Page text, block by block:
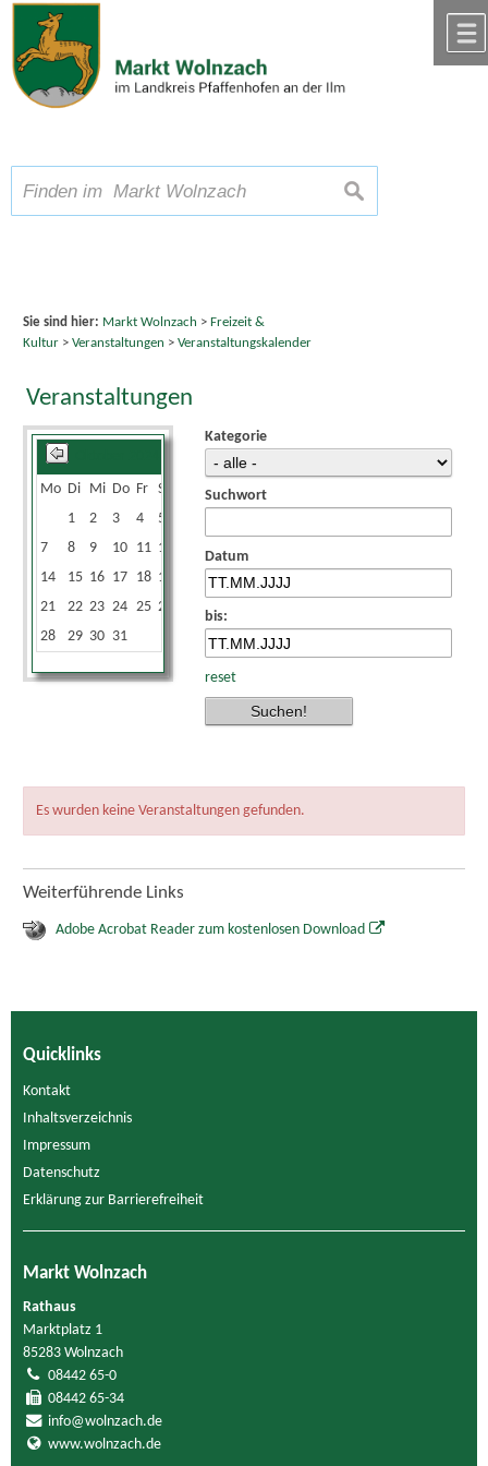
Zum Inhalt,zur Navigation
Schriftgröße A A A suchen
Sie sind hier: Markt Wolnzach > Freizeit &
Kultur> Veranstaltungen > Veranstaltungskalender
Veranstaltungen
Mo Di Mi Do Fr Sa
1
2 3 4 5
7
8 9 10 11 12
14
15 16 17 18 19
21
22 23 24 25 26
28
29 30 31
Kategorie
Suchwort
Datum
bis:
reset
Es wurden keine Veranstaltungen gefunden.
Weiterführende Links
Adobe Acrobat Reader zum kostenlosen Download
Quicklinks
Kontakt
Inhaltsverzeichnis
Impressum
Datenschutz
Erklärung zur Barrierefreiheit
Markt Wolnzach
Rathaus
Marktplatz 1
85283 Wolnzach
08442 65-0
08442 65-34
info@wolnzach.de
www.wolnzach.de